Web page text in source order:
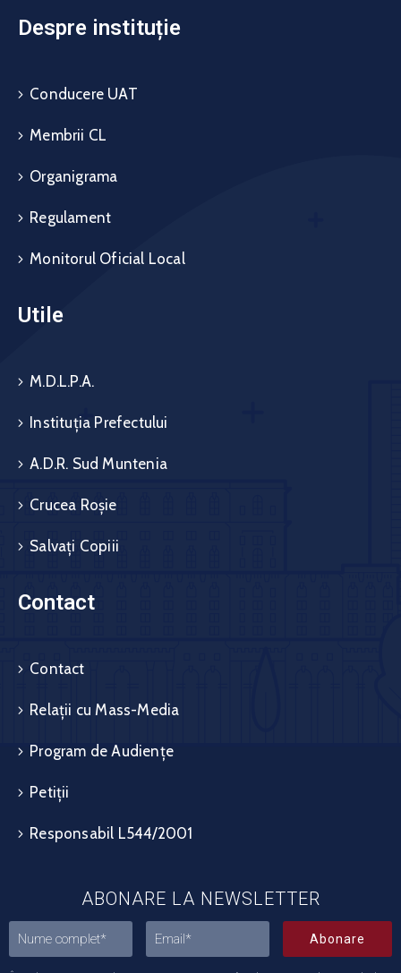
Despre instituție
Conducere UAT
Membrii CL
Organigrama
Regulament
Monitorul Oficial Local
Utile
M.D.L.P.A.
Instituția Prefectului
A.D.R. Sud Muntenia
Crucea Roșie
Salvați Copiii
Contact
Contact
Relații cu Mass-Media
Program de Audiențe
Petiții
Responsabil L544/2001
ABONARE LA NEWSLETTER
Abonare